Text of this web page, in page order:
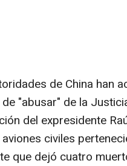
de China han
"abusar" de la
del expresidente
civiles
que dejó cuatro